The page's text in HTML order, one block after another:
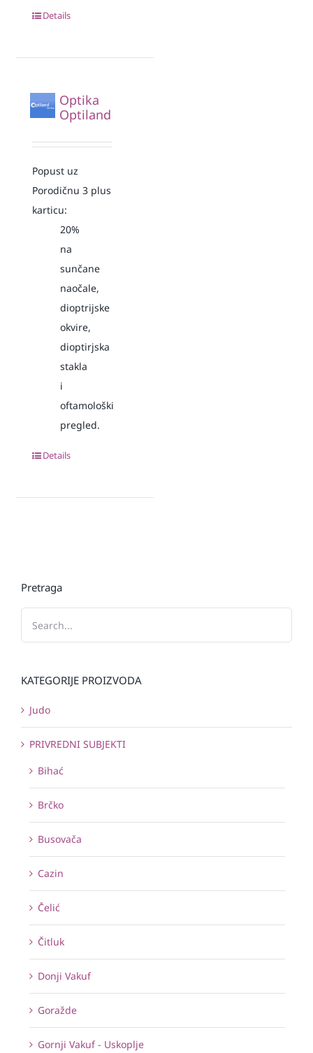
Details
Optika
Optiland
Popust uz
Porodičnu 3 plus
karticu:
20%
na
sunčane
naočale,
dioptrijske
okvire,
dioptirjska
stakla
i
oftamološki
pregled.
Details
Pretraga
KATEGORIJE PROIZVODA
Judo
PRIVREDNI SUBJEKTI
Bihać
Brčko
Busovača
Cazin
Čelić
Čitluk
Donji Vakuf
Goražde
Gornji Vakuf - Uskoplje